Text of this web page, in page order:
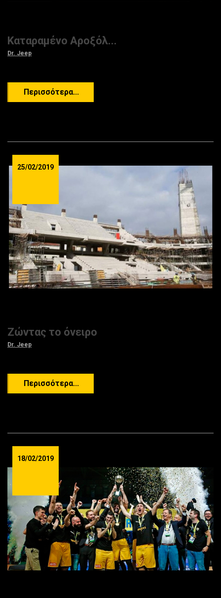
Καταραμένο Αροξόλ...
Dr. Jeep
Περισσότερα...
25/02/2019
Ζώντας το όνειρο
Dr. Jeep
Περισσότερα...
18/02/2019